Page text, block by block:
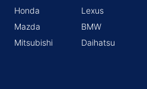
Honda
Mazda
Mitsubishi
Lexus
BMW
Daihatsu